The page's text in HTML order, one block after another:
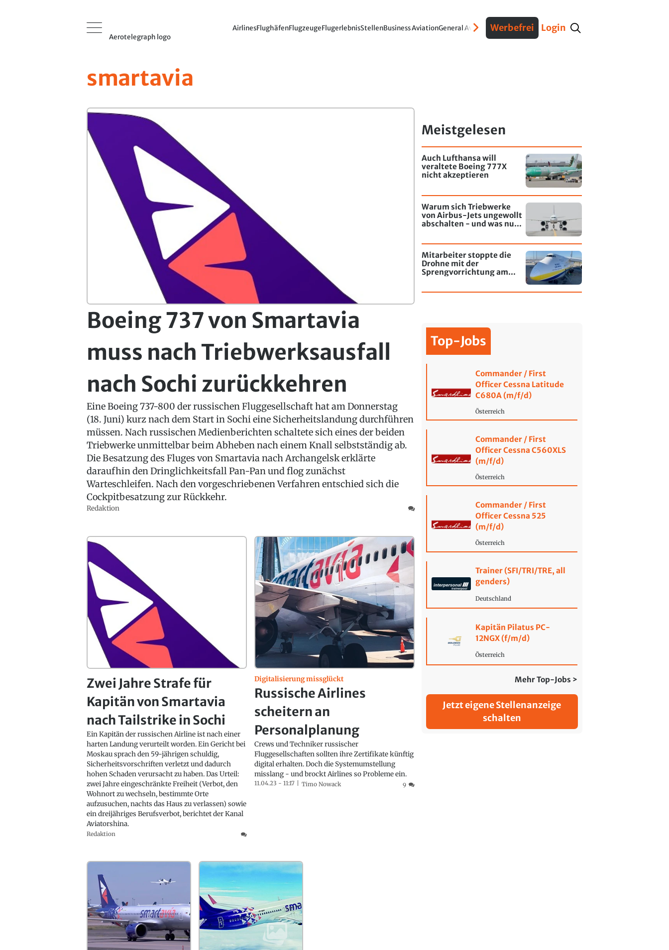
Aerotelegraph logo
AirlinesFlughäfenFlugzeugeFlugerlebnisStellenBusiness AviationGeneral AviationVerteidigungInterviews Fracht
Werbefrei Login
smartavia
Boeing 737 von Smartavia
muss nach Triebwerksausfall
nach Sochi zurückkehren
Eine Boeing 737-800 der russischen Fluggesellschaft hat am Donnerstag
(18. Juni) kurz nach dem Start in Sochi eine Sicherheitslandung durchführen
müssen. Nach russischen Medienberichten schaltete sich eines der beiden
Triebwerke unmittelbar beim Abheben nach einem Knall selbstständig ab.
Die Besatzung des Fluges von Smartavia nach Archangelsk erklärte
daraufhin den Dringlichkeitsfall Pan-Pan und flog zunächst
Warteschleifen. Nach den vorgeschriebenen Verfahren entschied sich die
Cockpitbesatzung zur Rückkehr.
Redaktion
Zwei Jahre Strafe für
Kapitän von Smartavia
nach Tailstrike in Sochi
Ein Kapitän der russischen Airline ist nach einer
harten Landung verurteilt worden. Ein Gericht bei
Moskau sprach den 59-jährigen schuldig,
Sicherheitsvorschriften verletzt und dadurch
hohen Schaden verursacht zu haben. Das Urteil:
zwei Jahre eingeschränkte Freiheit (Verbot, den
Wohnort zu wechseln, bestimmte Orte
aufzusuchen, nachts das Haus zu verlassen) sowie
ein dreijähriges Berufsverbot, berichtet der Kanal
Aviatorshina.
Redaktion
Digitalisierung missglückt
Russische Airlines
scheitern an
Personalplanung
Crews und Techniker russischer
Fluggesellschaften sollten ihre Zertifikate künftig
digital erhalten. Doch die Systemumstellung
misslang - und brockt Airlines so Probleme ein.
11.04.23 - 11:17 Timo Nowack 9
Meistgelesen
Auch Lufthansa will
veraltete Boeing 777X
nicht akzeptieren
Warum sich Triebwerke
von Airbus-Jets ungewollt
abschalten - und was nun
Mitarbeiter stoppte die
Drohne mit der
Sprengvorrichtung am
Top-Jobs
Commander / First
Officer Cessna Latitude
C680A (m/f/d)
Österreich
Commander / First
Officer Cessna C560XLS
(m/f/d)
Österreich
Commander / First
Officer Cessna 525
(m/f/d)
Österreich
Trainer (SFI/TRI/TRE, all
genders)
Deutschland
Kapitän Pilatus PC-
12NGX (f/m/d)
Österreich
Mehr Top-Jobs >
Jetzt eigene Stellenanzeige
schalten